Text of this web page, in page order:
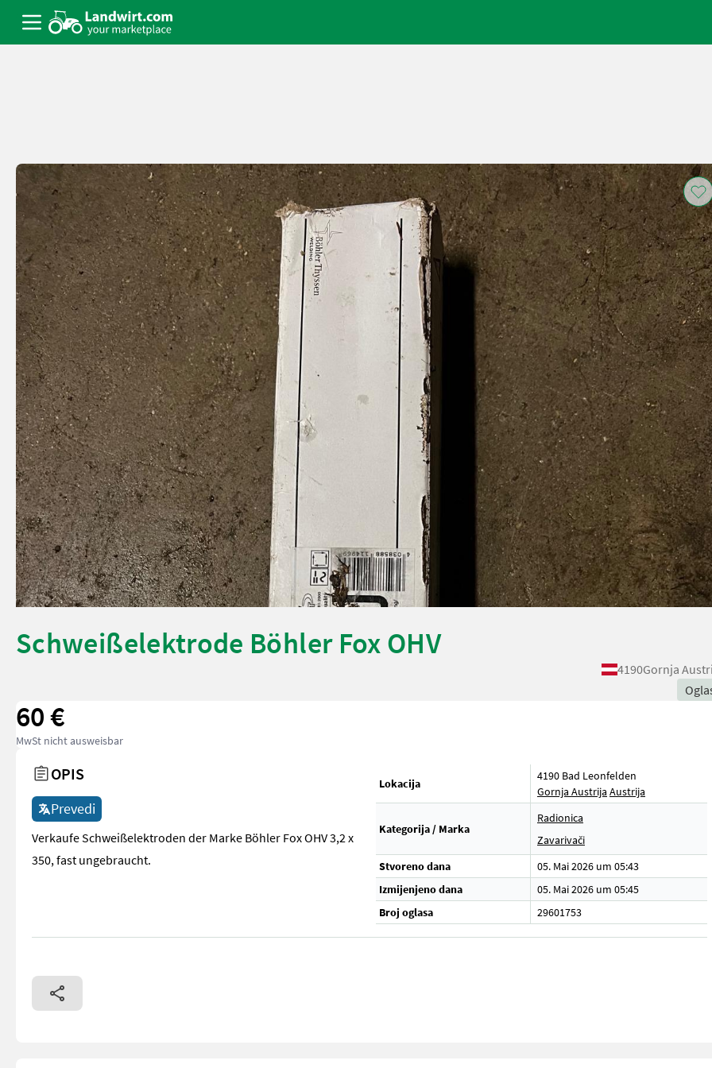
Schweißelektrode Böhler Fox OHV
4190Gornja
60 €
MwSt nicht ausweisbar
OPIS
Prevedi
Verkaufe Schweißelektroden der Marke Böhler Fox OHV 3,2 x
350, fast ungebraucht.
Lokacija
4190 Bad Leonfelden
Gornja Austrija Austrija
Kategorija / Marka
Radionica
Zavarivači
Stvoreno dana
05. Mai 2026 um 05:43
Izmijenjeno dana
05. Mai 2026 um 05:45
Broj oglasa
29601753